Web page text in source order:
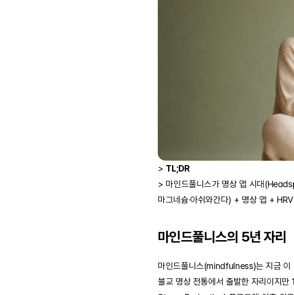
> TL;DR
> 마인드풀니스가 명상 앱 시대
마그네슘·아쉬와간다) + 명상 앱 +
마인드풀니스의 5년 자리
마인드풀니스(mindfulness)는 지금 이
불교 명상 전통에서 출발한 자리이지